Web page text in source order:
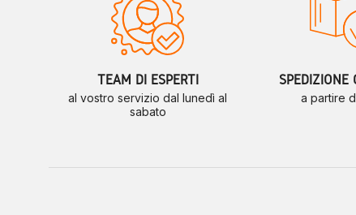
TEAM DI ESPERTI
al vostro servizio dal lunedì al
sabato
SPEDIZIONE
a partire